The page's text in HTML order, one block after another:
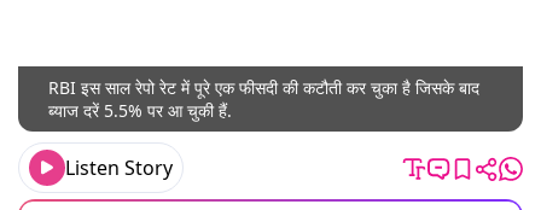
RBI इस साल रेपो रेट में पूरे एक फीसदी की कटौती कर चुका है जिसके बाद
ब्याज दरें 5.5% पर आ चुकी हैं.
Listen Story